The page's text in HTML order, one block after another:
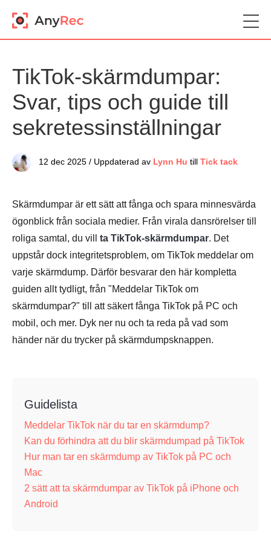
TikTok-skärmdumpar:
Svar, tips och guide till
sekretessinställningar
12 dec 2025 / Uppdaterad av Lynn Hu till Tick tack
Skärmdumpar är ett sätt att fånga och spara minnesvärda
ögonblick från sociala medier. Från virala dansrörelser till
roliga samtal, du vill ta TikTok-skärmdumpar. Det
uppstår dock integritetsproblem, om TikTok meddelar om
varje skärmdump. Därför besvarar den här kompletta
guiden allt tydligt, från "Meddelar TikTok om
skärmdumpar?" till att säkert fånga TikTok på PC och
mobil, och mer. Dyk ner nu och ta reda på vad som
händer när du trycker på skärmdumpsknappen.
Guidelista
Meddelar TikTok när du tar en skärmdump?
Kan du förhindra att du blir skärmdumpad på TikTok
Hur man tar en skärmdump av TikTok på PC och
Mac
2 sätt att ta skärmdumpar av TikTok på iPhone och
Android